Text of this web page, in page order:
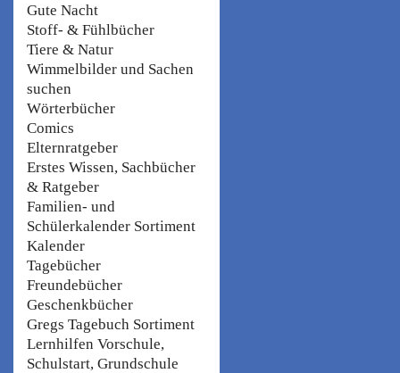
Gute Nacht
Stoff- & Fühlbücher
Tiere & Natur
Wimmelbilder und Sachen
suchen
Wörterbücher
Comics
Elternratgeber
Erstes Wissen, Sachbücher
& Ratgeber
Familien- und
Schülerkalender Sortiment
Kalender
Tagebücher
Freundebücher
Geschenkbücher
Gregs Tagebuch Sortiment
Lernhilfen Vorschule,
Schulstart, Grundschule